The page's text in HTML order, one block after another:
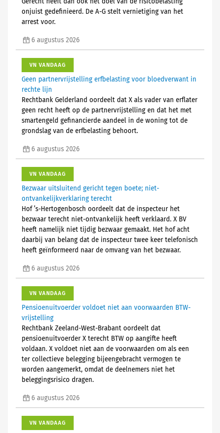
onjuist gedefinieerd. De A-G stelt vernietiging van het
arrest voor.
6 augustus 2026
VN VANDAAG
Geen partnervrijstelling erfbelasting voor bloedverwant in
rechte lijn
Rechtbank Gelderland oordeelt dat X als vader van erflater
geen recht heeft op de partnervrijstelling en dat het met
smartengeld gefinancierde aandeel in de woning tot de
grondslag van de erfbelasting behoort.
6 augustus 2026
VN VANDAAG
Bezwaar uitsluitend gericht tegen boete; niet-
ontvankelijkverklaring terecht
Hof ’s-Hertogenbosch oordeelt dat de inspecteur het
bezwaar terecht niet-ontvankelijk heeft verklaard. X BV
heeft namelijk niet tijdig bezwaar gemaakt. Het hof acht
daarbij van belang dat de inspecteur twee keer telefonisch
heeft geïnformeerd naar de omvang van het bezwaar.
6 augustus 2026
VN VANDAAG
Pensioenuitvoerder voldoet niet aan voorwaarden BTW-
vrijstelling
Rechtbank Zeeland-West-Brabant oordeelt dat
pensioenuitvoerder X terecht BTW op aangifte heeft
voldaan. X voldoet niet aan de voorwaarden om als een
ter collectieve belegging bijeengebracht vermogen te
worden aangemerkt, omdat de deelnemers niet het
beleggingsrisico dragen.
6 augustus 2026
VN VANDAAG